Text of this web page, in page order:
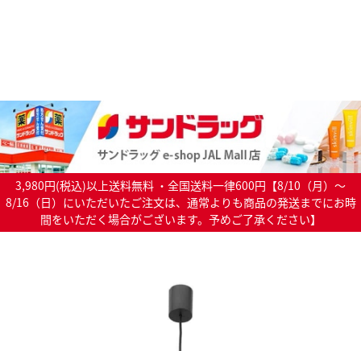
3,980円(税込)以上送料無料 ・全国送料一律600円【8/10（月）～
8/16（日）にいただいたご注文は、通常よりも商品の発送までにお時
間をいただく場合がございます。予めご了承ください】